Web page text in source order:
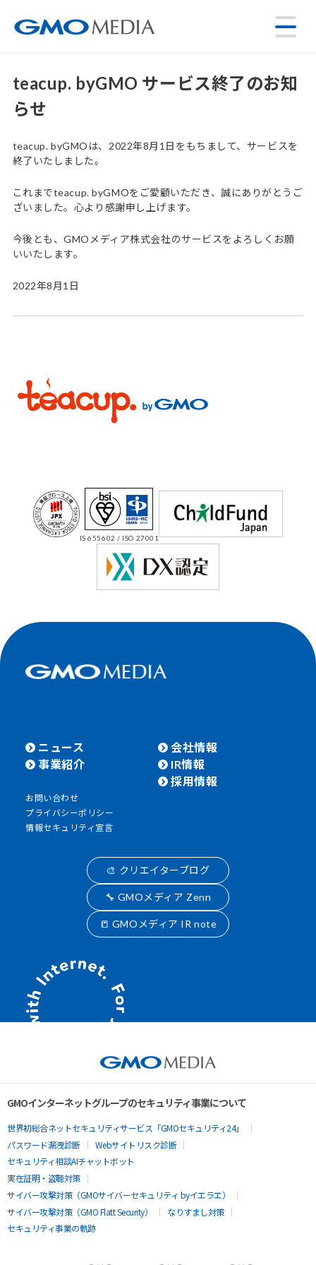
teacup. byGMO サービス終了のお知
らせ
teacup. byGMOは、2022年8月1日をもちまして、サービスを
終了いたしました。
これまでteacup. byGMOをご愛顧いただき、誠にありがとうご
ざいました。心より感謝申し上げます。
今後とも、GMOメディア株式会社のサービスをよろしくお願
いいたします。
2022年8月1日
IS 655602 / ISO 27001
ニュース
事業紹介
会社情報
IR情報
採用情報
お問い合わせ
プライバシーポリシー
情報セキュリティ宣言
🎨 クリエイターブログ
🔧 GMOメディア Zenn
📒 GMOメディア IR note
GMOインターネットグループのセキュリティ事業について
世界初総合ネットセキュリティサービス「GMOセキュリティ24」
パスワード漏洩診断
Webサイトリスク診断
セキュリティ相談AIチャットボット
実在証明・盗聴対策
サイバー攻撃対策（GMOサイバーセキュリティ byイエラエ）
サイバー攻撃対策（GMO Flatt Security）
なりすまし対策
セキュリティ事業の軌跡